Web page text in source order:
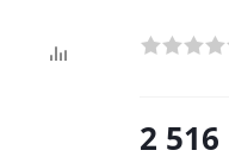
2 516